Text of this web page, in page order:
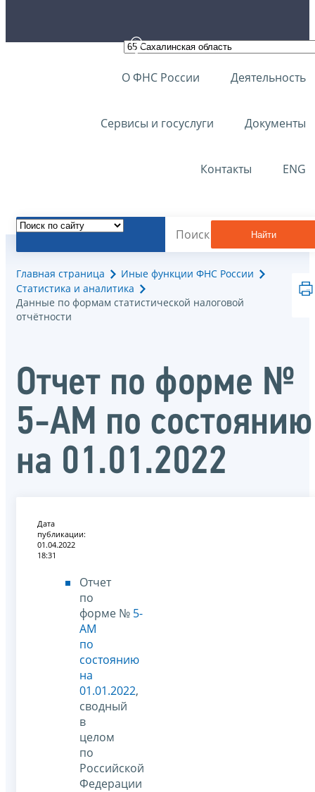
О ФНС России Деятельность
Сервисы и госуслуги Документы
Контакты ENG
Найти
Главная страница
Иные функции ФНС России
Статистика и аналитика
Данные по формам статистической налоговой
отчётности
Отчет по форме №
5-АМ по состоянию
на 01.01.2022
Дата
публикации:
01.04.2022
18:31
Отчет
по
форме № 5-
АМ
по
состоянию
на
01.01.2022,
сводный
в
целом
по
Российской
Федерации